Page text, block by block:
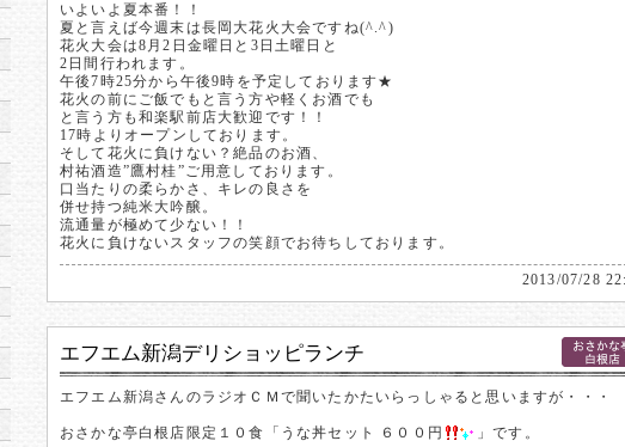
いよいよ夏本番！！
夏と言えば今週末は長岡大花火大会ですね(^.^)
花火大会は8月2日金曜日と3日土曜日と
2日間行われます。
午後7時25分から午後9時を予定しております★
花火の前にご飯でもと言う方や軽くお酒でも
と言う方も和楽駅前店大歓迎です！！
17時よりオープンしております。
そして花火に負けない？絶品のお酒、
村祐酒造”鷹村桂”ご用意しております。
口当たりの柔らかさ、キレの良さを
併せ持つ純米大吟醸。
流通量が極めて少ない！！
花火に負けないスタッフの笑顔でお待ちしております。
2013/07/28
エフエム新潟デリショッピランチ
エフエム新潟さんのラジオＣＭで聞いたかたいらっしゃると思いますが・・・
おさかな亭白根店限定１０食「うな丼セット ６００円 」です。